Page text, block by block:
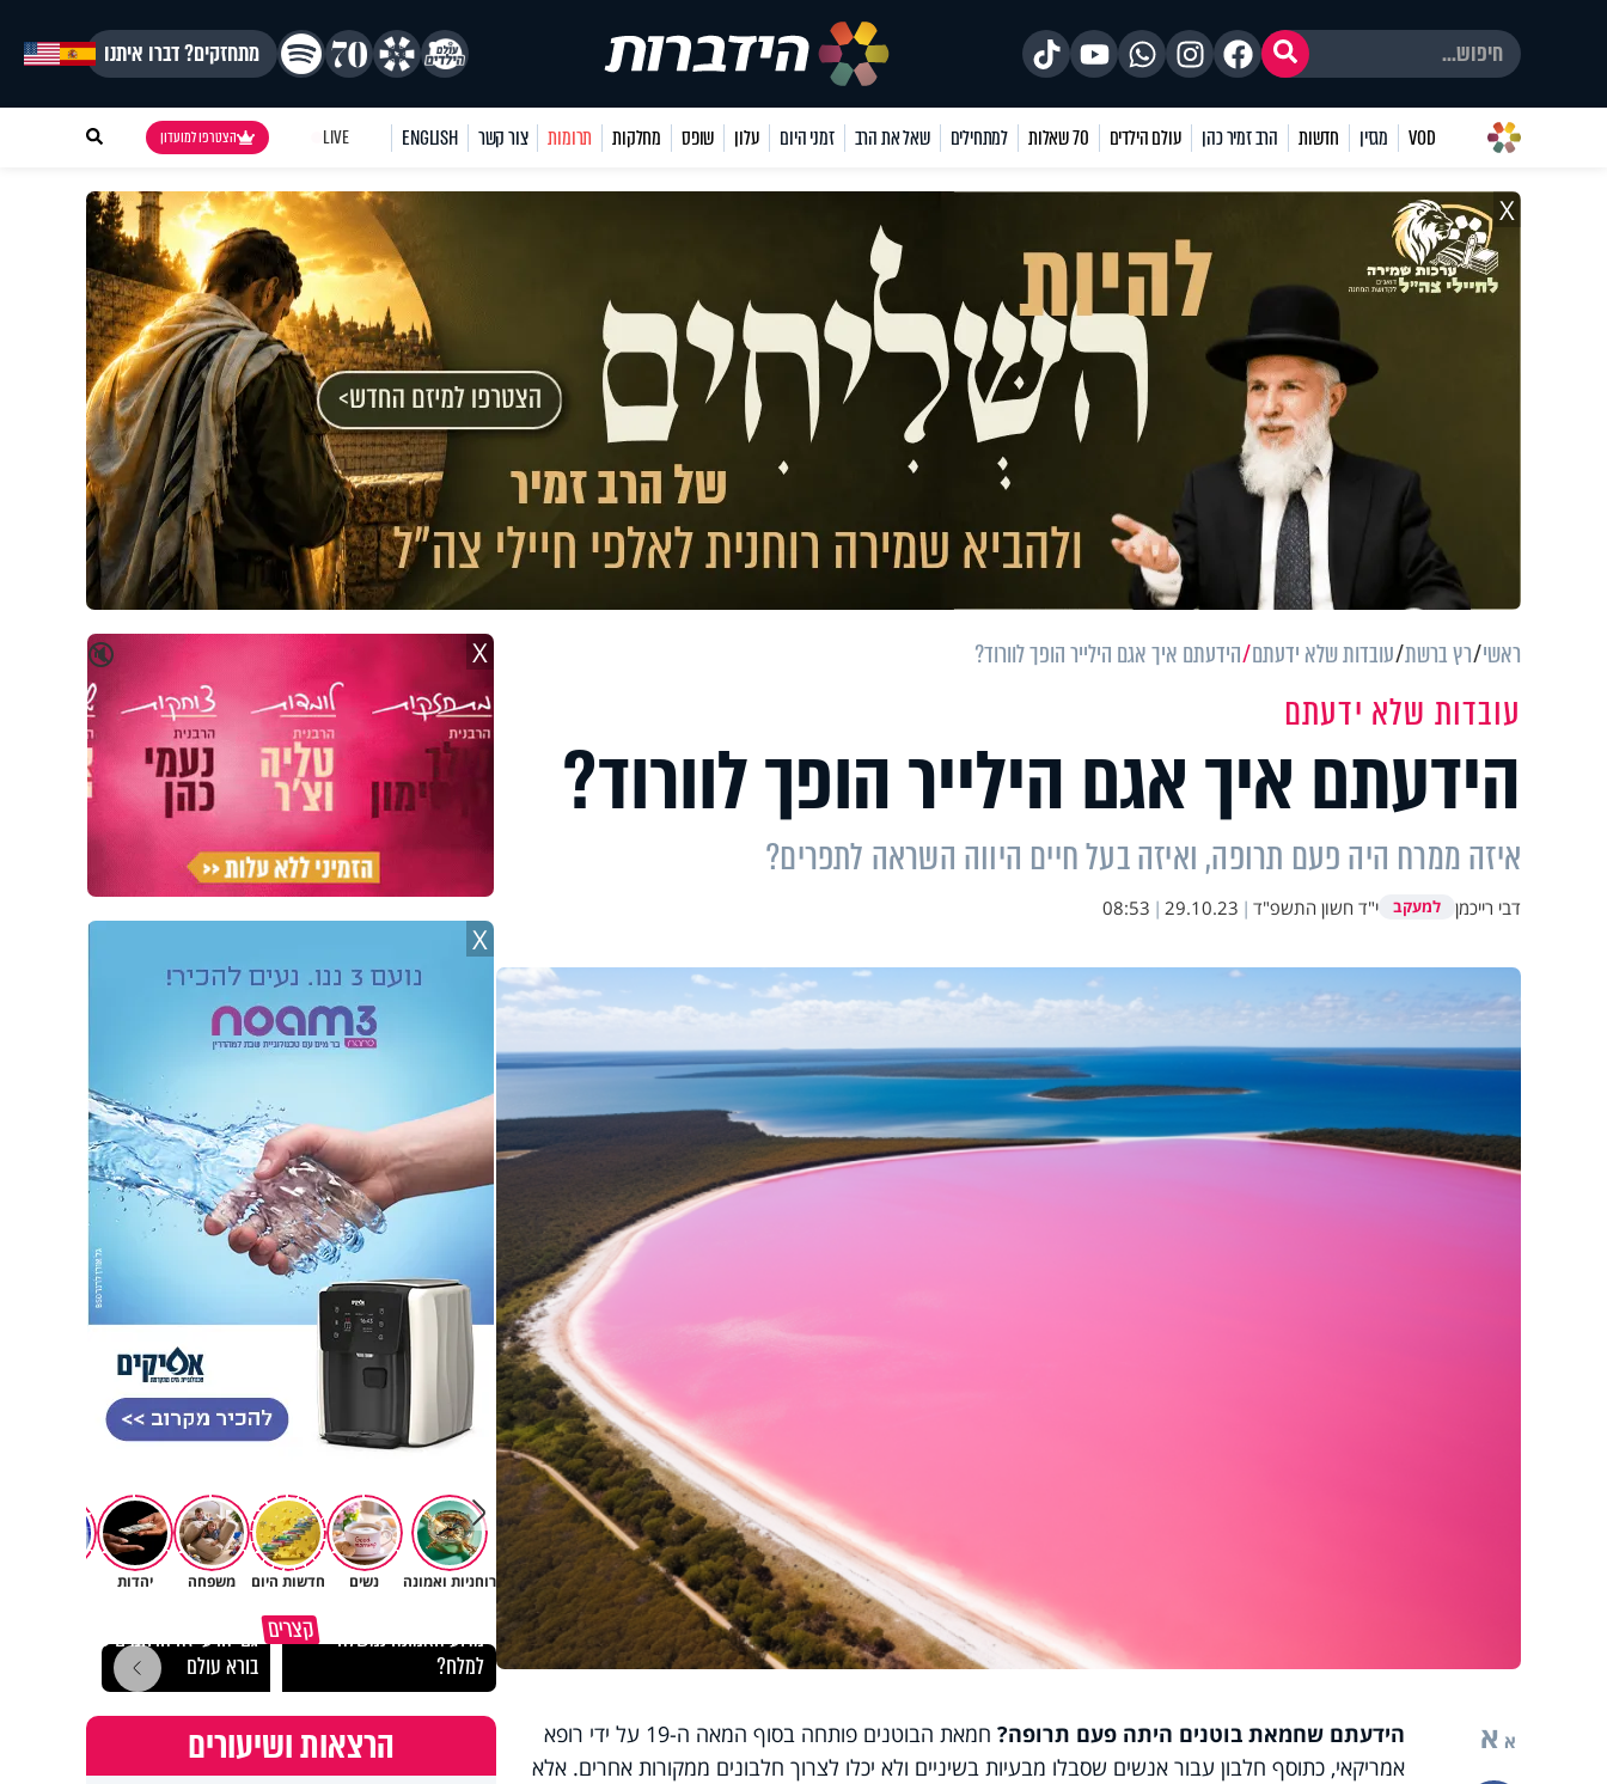
מתחזקים? דברו איתנו
VOD מגזין חדשות הרב זמיר כהן עולם הילדים 70 שאלות למתחילים שאל את הרב זמני היום עלון שופס מחלקות תרומות צור קשר ENGLISH
LIVE הצטרפו למועדון
X
ראשי רץ ברשת עובדות שלא ידעתם הידעתם איך אגם הילייר הופך לוורוד?
עובדות שלא ידעתם
הידעתם איך אגם הילייר הופך לוורוד?
איזה ממרח היה פעם תרופה, ואיזה בעל חיים היווה השראה לתפרים?
דבי רייכמן למעקב י"ד חשון התשפ"ד |
29.10.23
|
08:53
א א הידעתם שחמאת בוטנים היתה פעם תרופה?
חמאת הבוטנים פותחה בסוף המאה ה-19 על ידי רופא
אמריקאי, כתוסף חלבון עבור אנשים שסבלו מבעיות בשיניים ולא יכלו לצרוך חלבונים ממקורות אחרים. אלא
🔇 X
X
רוחניות ואמונה נשים חדשות היום משפחה יהדות
קצרים
מדוע האמונה נמשלה
למלח?
גם ׳הרע׳ זה הרחמים של
בורא עולם
הרצאות ושיעורים